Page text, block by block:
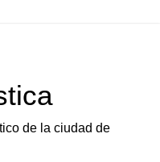
de la ciudad de